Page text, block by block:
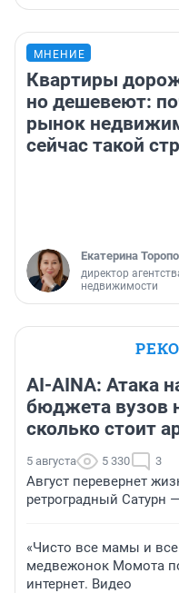
МНЕНИЕ
Квартиры
но дешевеют:
рынок
сейчас такой
Екатерина
директор
недвижимости
AI-AINA: Атака
бюджета вузов
сколько стоит
5 августа 5 330 3
Август перевернет
ретроградный Сатурн
«Чисто все мамы и все
медвежонок Момота
интернет. Видео